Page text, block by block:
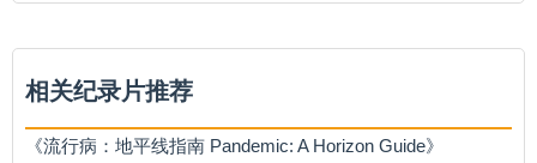
相关纪录片推荐
《流行病：地平线指南 Pandemic: A Horizon Guide》